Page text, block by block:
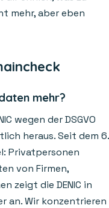
mehr, aber eben
mehr?
wegen der DSGVO
heraus. Seit dem 6.
Privatpersonen
von Firmen,
zeigt die DENIC in
an. Wir konzentrieren